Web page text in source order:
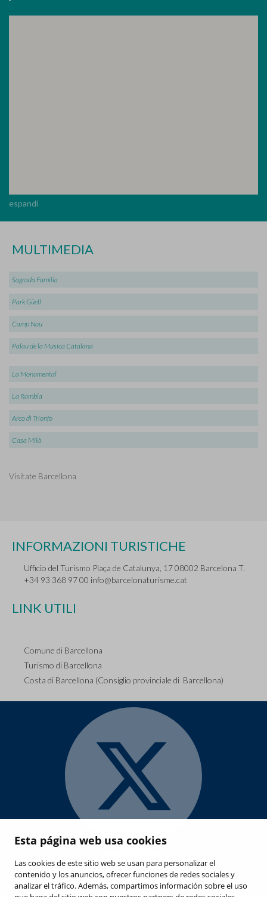
Esta página web usa cookies
Las cookies de este sitio web se usan para personalizar el
contenido y los anuncios, ofrecer funciones de redes sociales y
analizar el tráfico. Además, compartimos información sobre el uso
espandi
MULTIMEDIA
Sagrada Família
Park Güell
Camp Nou
Palau de la Música Catalana
La Monumental
La Rambla
Arco di Trionfo
Casa Milà
Visitate Barcellona
INFORMAZIONI TURISTICHE
Ufficio del Turismo Plaça de Catalunya, 17 08002 Barcelona T.
+34 93 368 97 00 info@barcelonaturisme.cat
LINK UTILI
Comune di Barcellona
Turismo di Barcellona
Costa di Barcellona (Consiglio provinciale di Barcellona)